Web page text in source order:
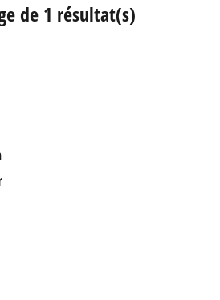
de 1 résultat(s)